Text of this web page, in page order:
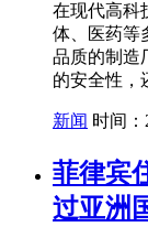
在现代高科
体、医药等
品质的制造
的安全性，
新闻 时间：
菲律宾
过亚洲